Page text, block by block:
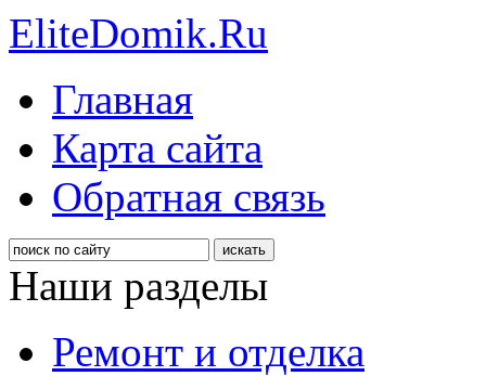
EliteDomik.Ru
Главная
Карта сайта
Обратная связь
Наши разделы
Ремонт и отделка